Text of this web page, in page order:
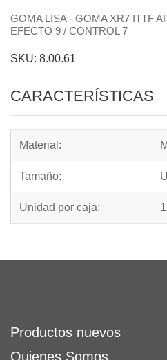
GOMA LISA - GOMA XR7 ITTF
EFECTO 9 / CONTROL 7
SKU: 8.00.61
CARACTERÍSTICAS
Material:
Tamaño:
Unidad por caja:
Productos nuevos
Quienes Somos